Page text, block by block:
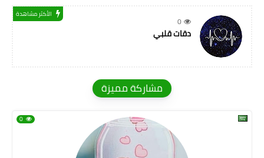
0
الأكثر مشاهدة
دقات قلبي
مشاركة مميزة
0